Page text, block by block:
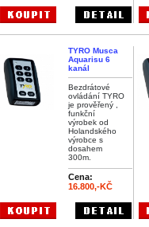
TYRO Musca
Aquarisu 6
kanál
Bezdrátové
ovládání TYRO
je prověřený ,
funkční
výrobek od
Holandského
výrobce s
dosahem
300m.
Cena:
16.800,-KČ